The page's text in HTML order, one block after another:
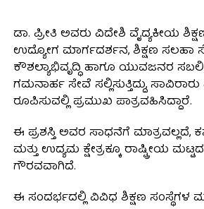
ಡಾ. ಪ್ರೀತಿ ಅವರು ವಿದೇಶಿ ವೈದ್ಯಕೀಯ ಶಿಕ್ಷಣ
ಉದ್ಯೋಗ ಮಾರ್ಗದರ್ಶನ, ಶಿಕ್ಷಣ ಸಲಹಾ
ಕೌಶಲ್ಯಾಭಿವೃದ್ಧಿ ಹಾಗೂ ಯುವಜನರ
ಗಮನಾರ್ಹ ಸೇವೆ ಸಲ್ಲಿಸುತ್ತಿದ್ದು,
ರೂಪಿಸುವಲ್ಲಿ ಪ್ರಮುಖ ಪಾತ್ರವಹಿಸಿದ್ದಾರೆ.
ಈ ಪ್ರಶಸ್ತಿ ಅವರ ಸಾಧನೆಗೆ ಮಾತ್ರವಲ್ಲದೆ,
ಮತ್ತು ಉದ್ಯಮ ಕ್ಷೇತ್ರಕ್ಕೂ ರಾಷ್ಟ್ರೀಯ
ಗೌರವವಾಗಿದೆ.
ಈ ಸಂದರ್ಭದಲ್ಲಿ ವಿವಿಧ ಶಿಕ್ಷಣ ಸಂಸ್ಥೆಗಳ